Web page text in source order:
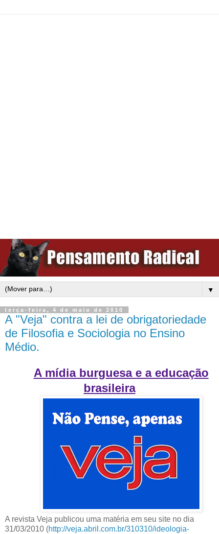
▼
terça-feira, 4 de maio de 2010
A "Veja" contra a lei de obrigatoriedade
de Filosofia e Sociologia no Ensino
Médio.
A mídia burguesa e a educação
brasileira
A revista Veja publicou uma matéria em seu site no dia
31/03/2010 (http://veja.abril.com.br/310310/ideologia-